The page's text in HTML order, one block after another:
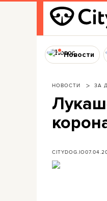
Новости
НОВОСТИ ЗА
CITYDOG.IO